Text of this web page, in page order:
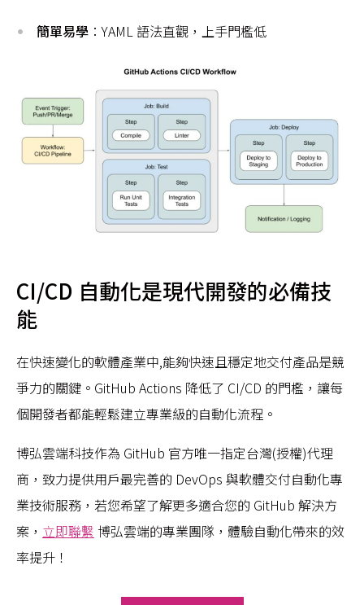
簡單易學 ：YAML 語法直觀，上手門檻低
CI/CD 自動化是現代開發的必備技
能
在快速變化的軟體產業中,能夠快速且穩定地交付產品是競
爭力的關鍵。GitHub Actions 降低了 CI/CD 的門檻，讓每
個開發者都能輕鬆建立專業級的自動化流程。
博弘雲端科技作為 GitHub 官方唯一指定台灣(授權)代理
商，致力提供用戶最完善的 DevOps 與軟體交付自動化專
業技術服務，若您希望了解更多適合您的 GitHub 解決方
案， 立即聯繫 博弘雲端的專業團隊，體驗自動化帶來的效
率提升！